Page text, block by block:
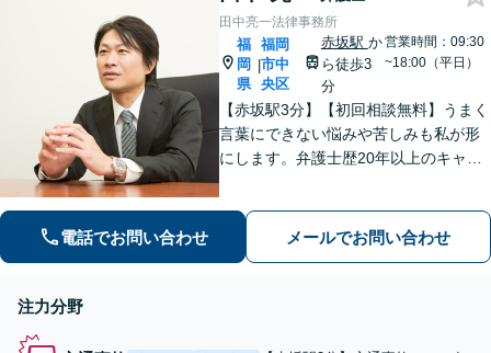
対応」【休日相談可】
田中亮一法律事務所
福
岡
県
|
福岡
市中
央区
赤坂駅 か
ら徒歩3
分
営業時間：09:30
~18:00（平日）
【赤坂駅3分】【初回相談無料】うまく
言葉にできない悩みや苦しみも私が形
にします。弁護士歴20年以上のキャリ
決へ導きます。web面談にも対応。ま
ずはご相談ください。
電話でお問い合わせ メールでお問い合わせ
注力分野